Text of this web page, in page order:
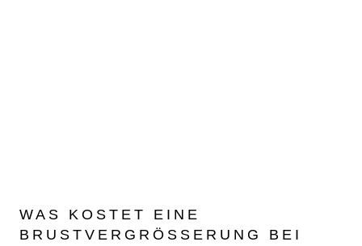
WAS KOSTET EINE
BRUSTVERGRÖSSERUNG BEI D